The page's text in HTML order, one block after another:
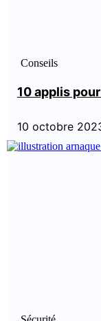
Conseils
10 applis
10 octobre